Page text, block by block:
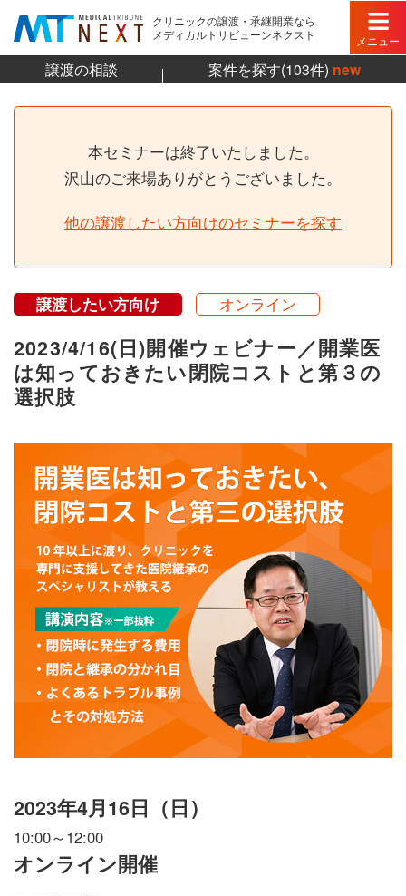
クリニックの譲渡・承継開業なら
メディカルトリビューンネクスト
メニュー
譲渡の相談 案件を探す(103件) new
本セミナーは終了いたしました。
沢山のご来場ありがとうございました。
他の譲渡したい方向けのセミナーを探す
譲渡したい方向け オンライン
2023/4/16(日)開催ウェビナー／開業医
は知っておきたい閉院コストと第３の
選択肢
2023年4月16日（日）
10:00～12:00
オンライン開催